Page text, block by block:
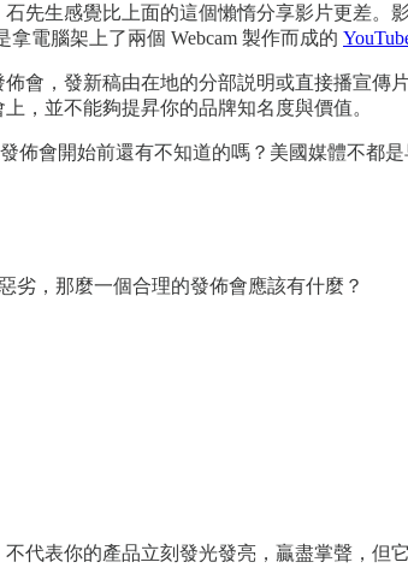
先生感覺比上面的這個懶惰分享影片更差
拿電腦架上了兩個 Webcam 製作而成的
會，發新稿由在地的分部説明或直接播宣
，並不能夠提昇你的品牌知名度與價值。
佈會開始前還有不知道的嗎？美國媒體不都
劣，那麼一個合理的發佈會應該有什麼？
代表你的產品立刻發光發亮，贏盡掌聲，